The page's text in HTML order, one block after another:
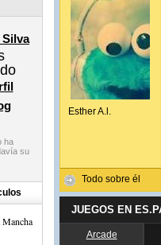
Silva
Esther A.l.
Todo sobre él
JUEGOS EN
Arcade